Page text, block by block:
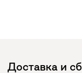
Доставка и